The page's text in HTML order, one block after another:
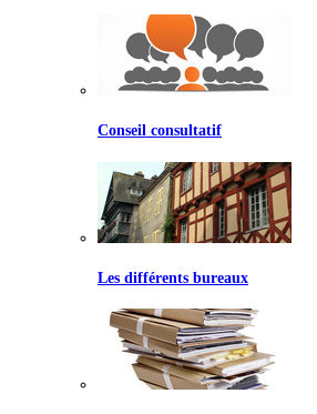
Conseil consultatif
Les différents bureaux